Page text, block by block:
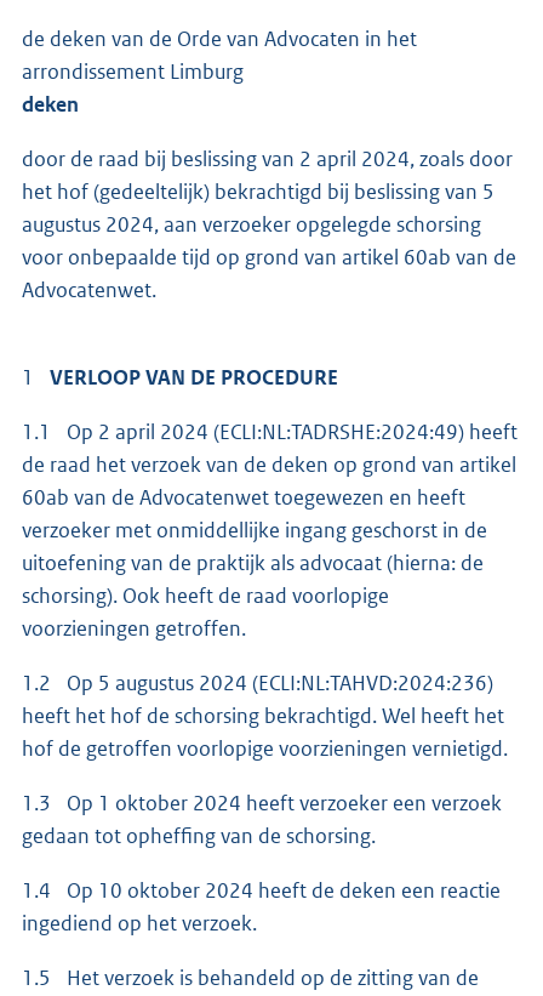
de deken van de Orde van Advocaten in het
arrondissement Limburg
deken
door de raad bij beslissing van 2 april 2024, zoals door
het hof (gedeeltelijk) bekrachtigd bij beslissing van 5
augustus 2024, aan verzoeker opgelegde schorsing
voor onbepaalde tijd op grond van artikel 60ab van de
Advocatenwet.
1 VERLOOP VAN DE PROCEDURE
1.1 Op 2 april 2024 (ECLI:NL:TADRSHE:2024:49) heeft
de raad het verzoek van de deken op grond van artikel
60ab van de Advocatenwet toegewezen en heeft
verzoeker met onmiddellijke ingang geschorst in de
uitoefening van de praktijk als advocaat (hierna: de
schorsing). Ook heeft de raad voorlopige
voorzieningen getroffen.
1.2 Op 5 augustus 2024 (ECLI:NL:TAHVD:2024:236)
heeft het hof de schorsing bekrachtigd. Wel heeft het
hof de getroffen voorlopige voorzieningen vernietigd.
1.3 Op 1 oktober 2024 heeft verzoeker een verzoek
gedaan tot opheffing van de schorsing.
1.4 Op 10 oktober 2024 heeft de deken een reactie
ingediend op het verzoek.
1.5 Het verzoek is behandeld op de zitting van de